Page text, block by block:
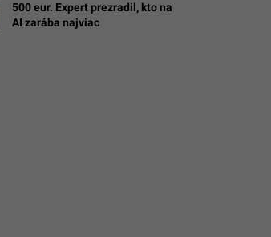
500 eur. Expert prezradil, kto na
AI zarába najviac